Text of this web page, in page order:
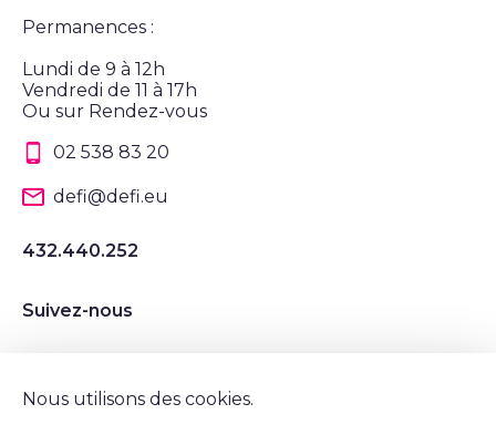
Permanences :
Lundi de 9 à 12h
Vendredi de 11 à 17h
Ou sur Rendez-vous
02 538 83 20
defi@defi.eu
432.440.252
Suivez-nous
Nous utilisons des cookies.